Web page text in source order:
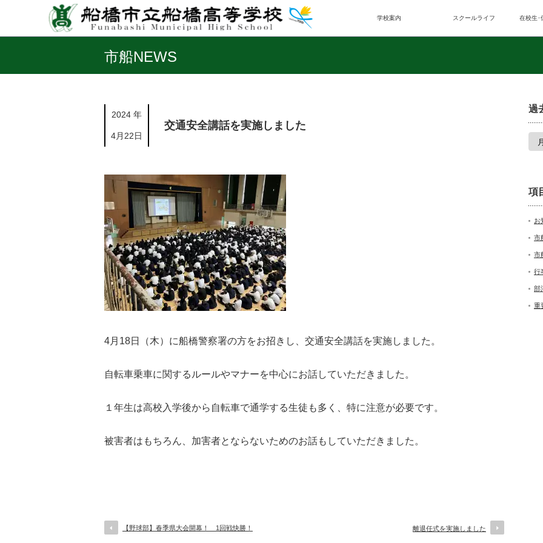
学校案内 スクールライフ 在校生･
市船NEWS
2024 年
4月22日
交通安全講話を実施しました
4月18日（木）に船橋警察署の方をお招きし、交通安全講話を実施しました。
自転車乗車に関するルールやマナーを中心にお話していただきました。
１年生は高校入学後から自転車で通学する生徒も多く、特に注意が必要です。
被害者はもちろん、加害者とならないためのお話もしていただきました。
【野球部】春季県大会開幕！ 1回戦快勝！ 離退任式を実施しました
過
項
お
市
市
行
部
重